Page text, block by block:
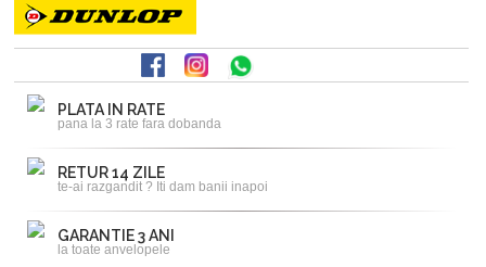
PLATA IN RATE
pana la 3 rate fara dobanda
RETUR 14 ZILE
te-ai razgandit ? Iti dam banii inapoi
GARANTIE 3 ANI
la toate anvelopele